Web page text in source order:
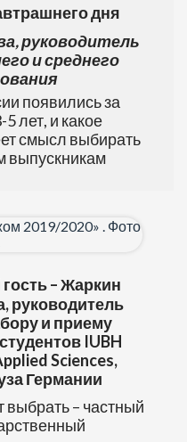
дня
руководитель
и среднего
появились за
лет, и какое
смысл выбирать
выпускникам
– Жаркин
руководитель
и приему
IUBH
Sciences,
Германии
выбрать – частный